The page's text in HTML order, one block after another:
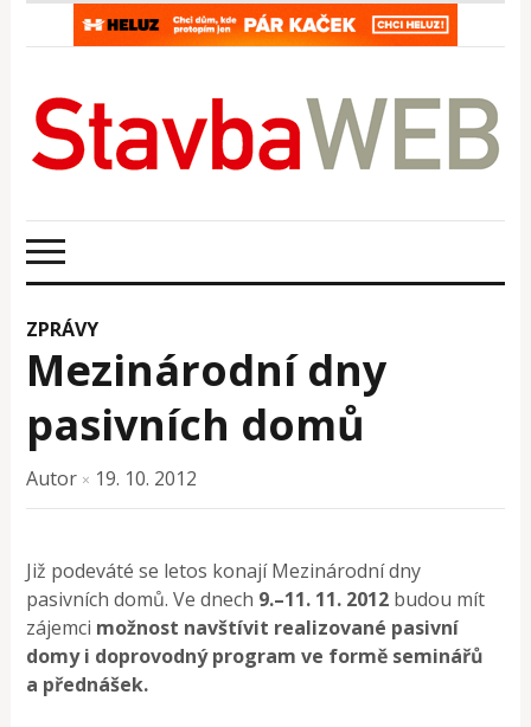
ZPRÁVY
Mezinárodní dny
pasivních domů
Autor × 19. 10. 2012
Již podeváté se letos konají Mezinárodní dny
pasivních domů. Ve dnech 9.–11. 11. 2012 budou mít
zájemci možnost navštívit realizované pasivní
domy i doprovodný program ve formě seminářů
a přednášek.